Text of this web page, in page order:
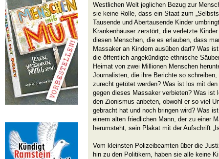
Westlichen Welt jeglichen Bezug zur
sie keine Rolle, dass ein Staat zum
Tausende und Abertausende Kinder
Krankenhäuser zerstört, die verletzte
diesen Menschen, die es erlauben, dass
Massaker an Kindern ausüben darf? Was
die öffentlich angekündigte ethnische
Heimat von zwei Millionen Menschen
Journalisten, die ihre Berichte so
zurecht getötet werden? Was ist los mit
gegen dieses Massaker verbieten? Was ist
den Zionismus anbeten, obwohl er so viel
gebracht hat und noch bringen wird? Was
einem alten friedlichen Mann, der zu einer
herumsteht, sein Plakat mit der Aufschrift
Vom kleinsten Polizeibeamten über die
hin zu den Politikern, haben sie alle keine